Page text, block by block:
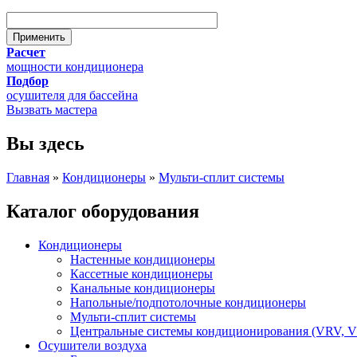
Расчет
мощности кондиционера
Подбор
осушителя для бассейна
Вызвать мастера
Вы здесь
Главная » Кондиционеры » Мульти-сплит системы
Каталог оборудования
Кондиционеры
Настенные кондиционеры
Кассетные кондиционеры
Канальные кондиционеры
Напольные/подпотолочные кондиционеры
Мульти-сплит системы
Центральные системы кондиционирования (VRV,
Осушители воздуха